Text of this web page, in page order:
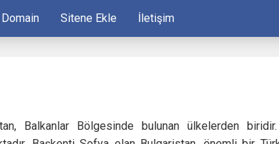
Sitene Ekle İletişim
Balkanlar Bölgesinde bulunan ülkelerden